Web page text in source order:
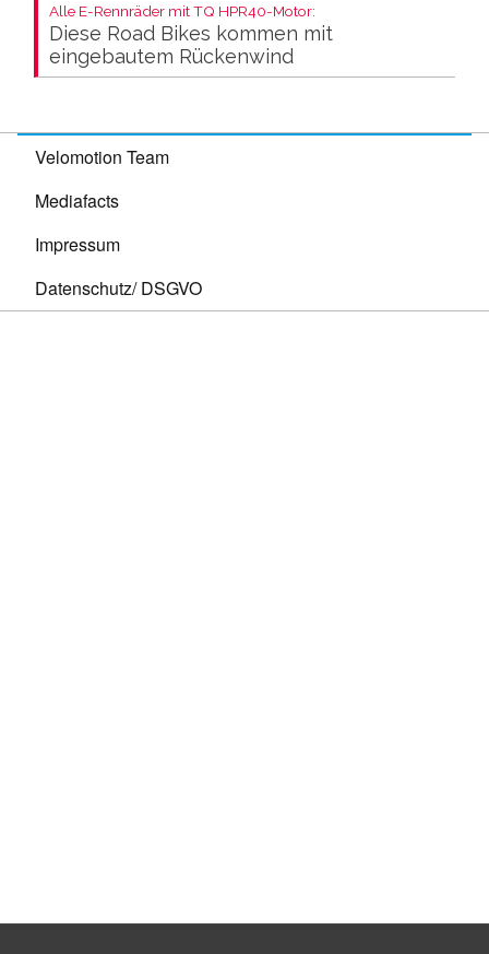
Alle E-Rennräder mit TQ HPR40-Motor:
Diese Road Bikes kommen mit
eingebautem Rückenwind
Velomotion Team
Mediafacts
Impressum
Datenschutz/ DSGVO